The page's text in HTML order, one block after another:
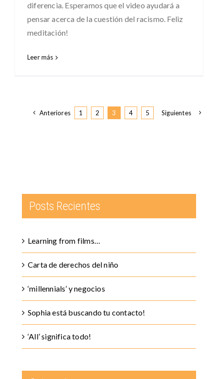
diferencia. Esperamos que el video ayudará a
pensar acerca de la cuestión del racismo. Feliz
meditación!
Leer más
Anteriores 1 2 3 4 5 Siguientes
Posts Recientes
Learning from films…
Carta de derechos del niño
‘millennials’ y negocios
Sophia está buscando tu contacto!
‘All’ significa todo!